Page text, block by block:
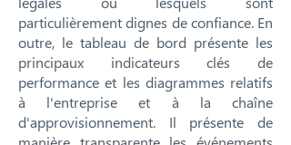
particulièrement dignes de confiance. En
outre, le tableau de bord présente les
principaux indicateurs clés de
performance et les diagrammes relatifs
à l'entreprise et à la chaîne
d'approvisionnement. Il présente de